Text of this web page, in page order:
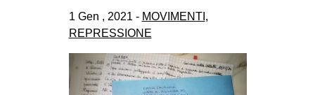
CSOA LAMBRETTA
MSM
STUDENTI TSUNAMI
ZAM
1 Gen , 2021 - MOVIMENTI ,
REPRESSIONE